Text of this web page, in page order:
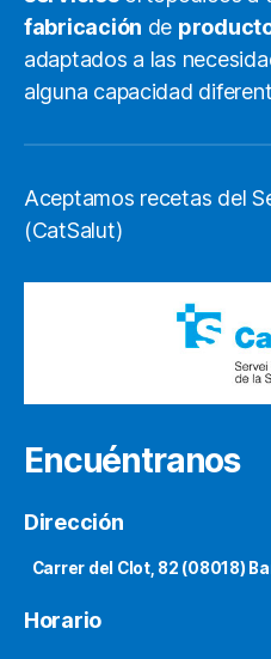
fabricación de
adaptados a las
alguna capacidad
Aceptamos recetas del
(CatSalut)
Encuéntranos
Dirección
Carrer del Clot, 82 (08018)
Horario